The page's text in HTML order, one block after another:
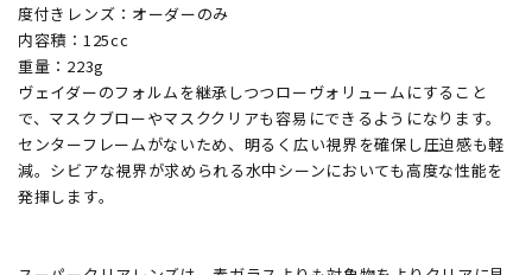
度付きレンズ：オーダーのみ
内容積：125cc
重量：223g
ヴェイダーのフォルムを継承しつつローヴォリュームにすること
で、マスクブローやマスククリアも容易にできるようになります。
センターフレームがないため、明るく広い視界を確保し圧迫感も軽
減。シビアな視界が求められる水中シーンにおいても高度な性能を
発揮します。